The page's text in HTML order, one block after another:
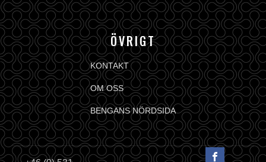
ÖVRIGT
KONTAKT
OM OSS
BENGANS NÖRDSIDA